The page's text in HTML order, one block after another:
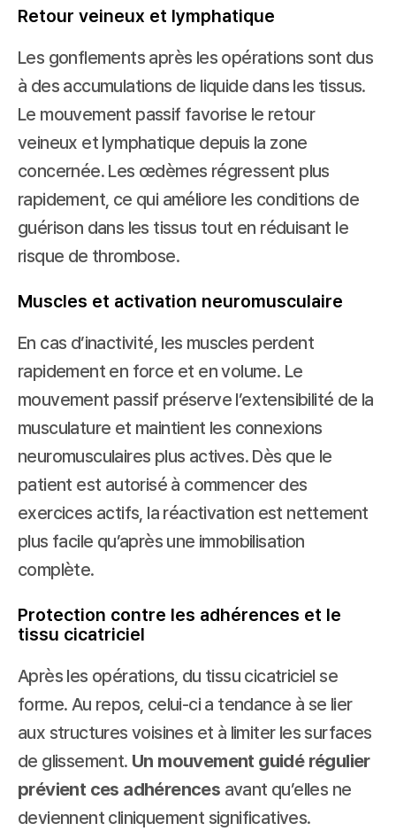
Retour veineux et lymphatique
Les gonflements après les opérations sont dus
à des accumulations de liquide dans les tissus.
Le mouvement passif favorise le retour
veineux et lymphatique depuis la zone
concernée. Les œdèmes régressent plus
rapidement, ce qui améliore les conditions de
guérison dans les tissus tout en réduisant le
risque de thrombose.
Muscles et activation neuromusculaire
En cas d’inactivité, les muscles perdent
rapidement en force et en volume. Le
mouvement passif préserve l’extensibilité de la
musculature et maintient les connexions
neuromusculaires plus actives. Dès que le
patient est autorisé à commencer des
exercices actifs, la réactivation est nettement
plus facile qu’après une immobilisation
complète.
Protection contre les adhérences et le
tissu cicatriciel
Après les opérations, du tissu cicatriciel se
forme. Au repos, celui-ci a tendance à se lier
aux structures voisines et à limiter les surfaces
de glissement. Un mouvement guidé régulier
prévient ces adhérences avant qu’elles ne
deviennent cliniquement significatives.